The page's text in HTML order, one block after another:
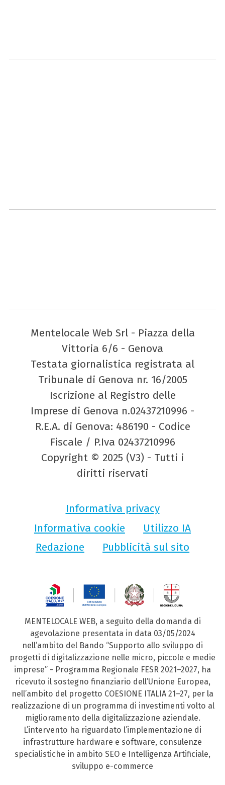
Mentelocale Web Srl - Piazza della
Vittoria 6/6 - Genova
Testata giornalistica registrata al
Tribunale di Genova nr. 16/2005
Iscrizione al Registro delle
Imprese di Genova n.02437210996 -
R.E.A. di Genova: 486190 - Codice
Fiscale / P.Iva 02437210996
Copyright © 2025 (V3) - Tutti i
diritti riservati
Informativa privacy
Informativa cookie
Utilizzo IA
Redazione
Pubblicità sul sito
MENTELOCALE WEB, a seguito della domanda di
agevolazione presentata in data 03/05/2024
nell’ambito del Bando “Supporto allo sviluppo di
progetti di digitalizzazione nelle micro, piccole e medie
imprese” - Programma Regionale FESR 2021–2027, ha
ricevuto il sostegno finanziario dell’Unione Europea,
nell’ambito del progetto COESIONE ITALIA 21–27, per la
realizzazione di un programma di investimenti volto al
miglioramento della digitalizzazione aziendale.
L’intervento ha riguardato l’implementazione di
infrastrutture hardware e software, consulenze
specialistiche in ambito SEO e Intelligenza Artificiale,
sviluppo e-commerce